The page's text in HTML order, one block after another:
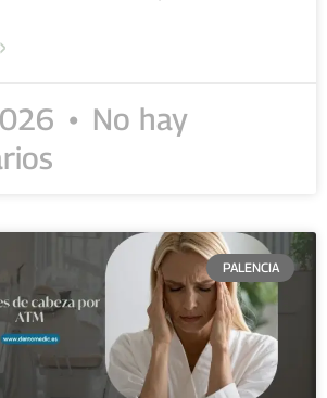
No hay
PALENCIA